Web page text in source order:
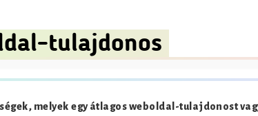
tulajdonos
melyek egy átlagos weboldal-tulajdonost